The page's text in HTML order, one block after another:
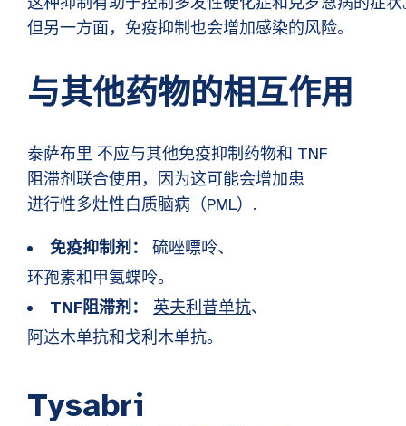
但另一方面，免疫抑制也会增加感染的风险。
与其他药物的相互作用
泰萨布里 不应与其他免疫抑制药物和 TNF
阻滞剂联合使用，因为这可能会增加患
进行性多灶性白质脑病（PML） .
免疫抑制剂：
硫唑嘌呤、
环孢素和甲氨蝶呤。
TNF阻滞剂： 英夫利昔单抗、
阿达木单抗和戈利木单抗。
Tysabri